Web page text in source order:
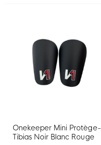
Onekeeper Mini Protège-
Tibias Noir Blanc Rouge